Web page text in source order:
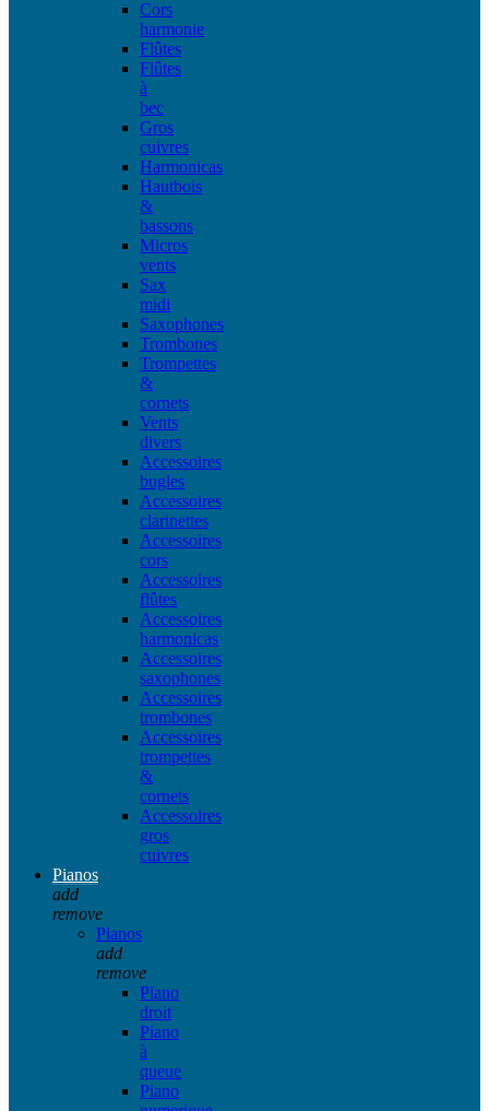
Cors
harmonie
Flûtes
Flûtes
à
bec
Gros
cuivres
Harmonicas
Hautbois
&
bassons
Micros
vents
Sax
midi
Saxophones
Trombones
Trompettes
&
cornets
Vents
divers
Accessoires
bugles
Accessoires
clarinettes
Accessoires
cors
Accessoires
flûtes
Accessoires
harmonicas
Accessoires
saxophones
Accessoires
trombones
Accessoires
trompettes
&
cornets
Accessoires
gros
cuivres
Pianos
add
remove
Pianos
add
remove
Piano
droit
Piano
à
queue
Piano